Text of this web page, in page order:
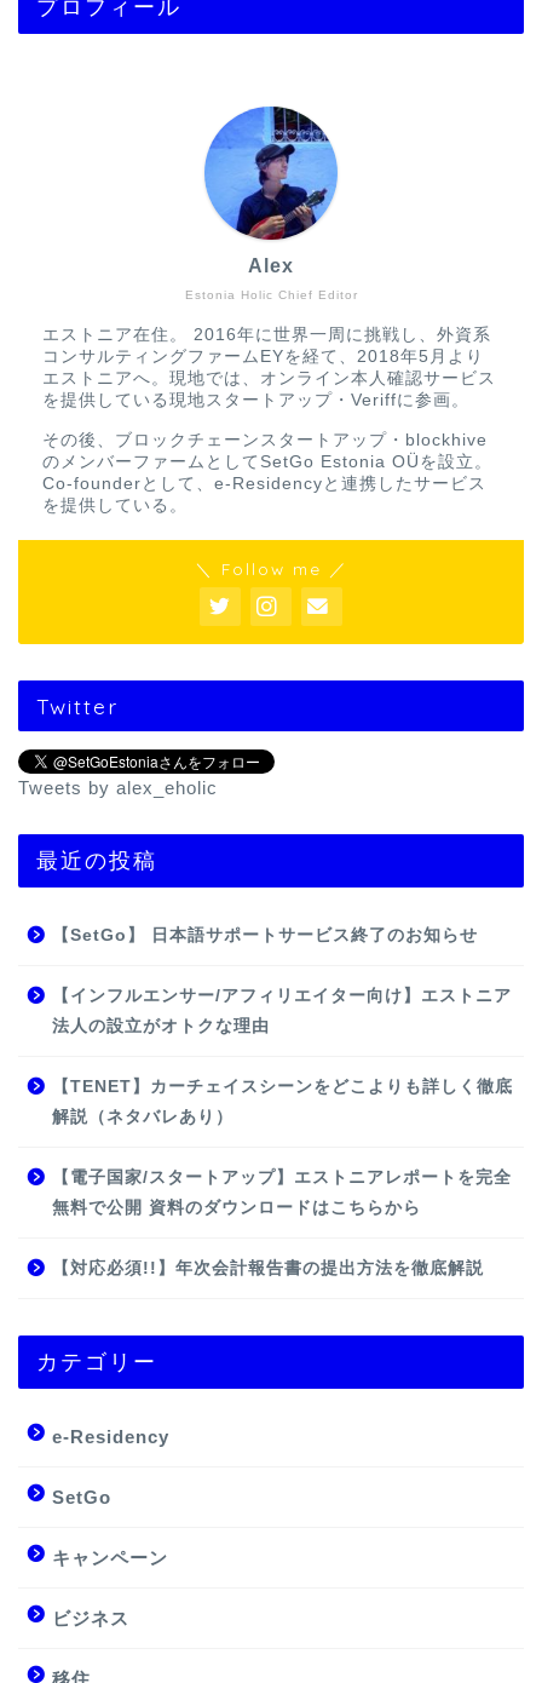
プロフィール
Estonia Holic Chief Editor
Alex
エストニア在住。 2016年に世界一周に挑戦し、外資系
コンサルティングファームEYを経て、2018年5月より
エストニアへ。現地では、オンライン本人確認サービス
を提供している現地スタートアップ・Veriffに参画。
その後、ブロックチェーンスタートアップ・blockhive
のメンバーファームとしてSetGo Estonia OÜを設立。
Co-founderとして、e-Residencyと連携したサービス
を提供している。
＼ Follow me ／
Twitter
Tweets by alex_eholic
最近の投稿
【SetGo】 日本語サポートサービス終了のお知らせ
【インフルエンサー/アフィリエイター向け】エストニア
法人の設立がオトクな理由
【TENET】カーチェイスシーンをどこよりも詳しく徹底
解説（ネタバレあり）
【電子国家/スタートアップ】エストニアレポートを完全
無料で公開 資料のダウンロードはこちらから
【対応必須!!】年次会計報告書の提出方法を徹底解説
カテゴリー
e-Residency
SetGo
キャンペーン
ビジネス
移住